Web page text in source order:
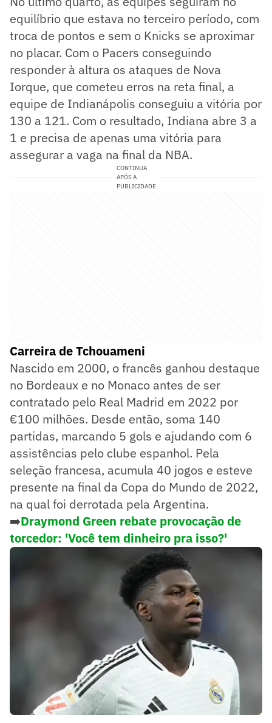
equilíbrio que estava no terceiro período, com
troca de pontos e sem o Knicks se aproximar
no placar. Com o Pacers conseguindo
responder à altura os ataques de Nova
Iorque, que cometeu erros na reta final, a
equipe de Indianápolis conseguiu a vitória por
130 a 121. Com o resultado, Indiana abre 3 a
1 e precisa de apenas uma vitória para
assegurar a vaga na final da NBA.
CONTINUA
APÓS A
PUBLICIDADE
Carreira de Tchouameni
Nascido em 2000, o francês ganhou destaque
no Bordeaux e no Monaco antes de ser
contratado pelo Real Madrid em 2022 por
€100 milhões. Desde então, soma 140
partidas, marcando 5 gols e ajudando com 6
assistências pelo clube espanhol. Pela
seleção francesa, acumula 40 jogos e esteve
presente na final da Copa do Mundo de 2022,
na qual foi derrotada pela Argentina.
➡️Draymond Green rebate provocação de
torcedor: 'Você tem dinheiro pra isso?'